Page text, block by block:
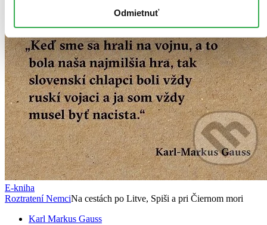
Odmietnuť
E-kniha
Roztratení NemciNa cestách po Litve, Spiši a pri Čiernom mori
Karl Markus Gauss